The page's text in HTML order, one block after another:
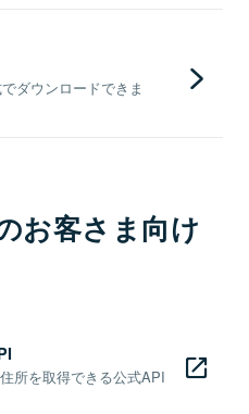
ダウンロードできま
お客さま向け
所を取得できる公式API